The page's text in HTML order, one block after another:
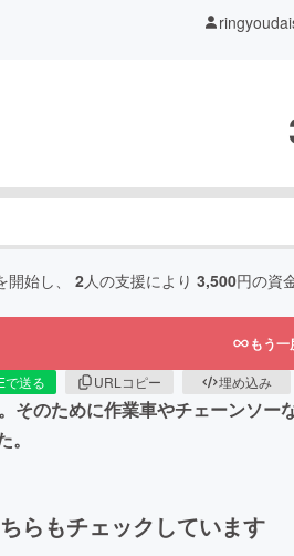
開始し、 2人の支援により 3,500円の資
もう
で送る URLコピー 埋め込み
そのために作業車やチェーンソ
らもチェックしています